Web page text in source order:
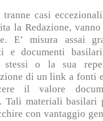
casi
la Redazione,
E’ misura assai
e documenti
stessi o la sua
di un link a fonti
il valore
Tali materiali basilari
con vantaggio